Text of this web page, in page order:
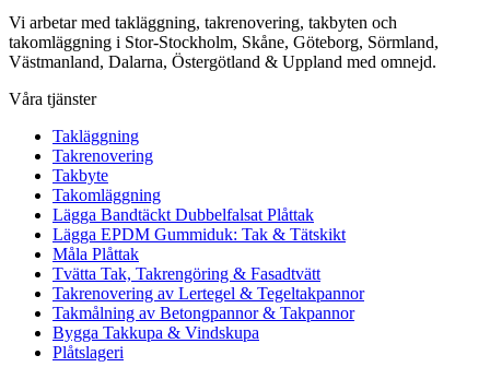
Vi arbetar med takläggning, takrenovering, takbyten och
takomläggning i Stor-Stockholm, Skåne, Göteborg, Sörmland,
Västmanland, Dalarna, Östergötland & Uppland med omnejd.
Våra tjänster
Takläggning
Takrenovering
Takbyte
Takomläggning
Lägga Bandtäckt Dubbelfalsat Plåttak
Lägga EPDM Gummiduk: Tak & Tätskikt
Måla Plåttak
Tvätta Tak, Takrengöring & Fasadtvätt
Takrenovering av Lertegel & Tegeltakpannor
Takmålning av Betongpannor & Takpannor
Bygga Takkupa & Vindskupa
Plåtslageri